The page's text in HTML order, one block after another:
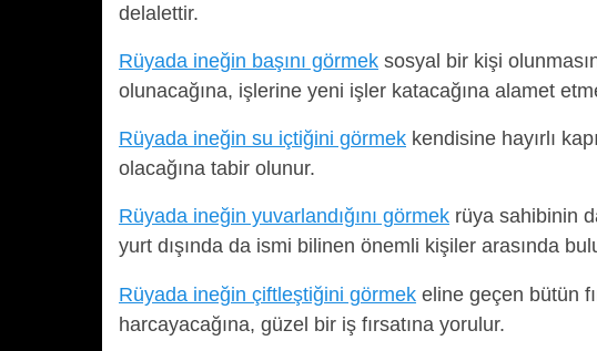
delalettir.
Rüyada ineğin başını görmek sosyal bir kişi
olunacağına, işlerine yeni işler katacağına alamet
Rüyada ineğin su içtiğini görmek kendisine hayırlı
olacağına tabir olunur.
Rüyada ineğin yuvarlandığını görmek rüya sahibinin
yurt dışında da ismi bilinen önemli kişiler arasında
Rüyada ineğin çiftleştiğini görmek eline geçen bütün
harcayacağına, güzel bir iş fırsatına yorulur.